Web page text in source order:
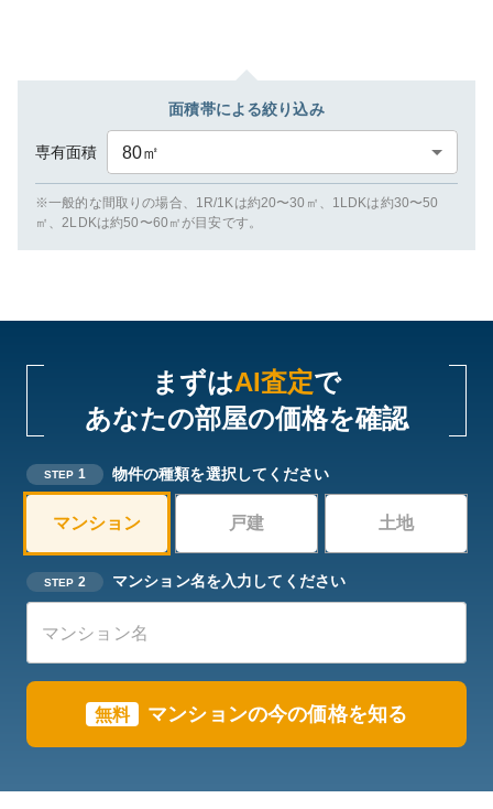
面積帯による絞り込み
専有面積 80㎡
※一般的な間取りの場合、1R/1Kは約20〜30㎡、1LDKは約30〜50
㎡、2LDKは約50〜60㎡が目安です。
まずはAI査定で
あなたの部屋の価格を確認
STEP 1 物件の種類を選択してください
マンション 戸建 土地
STEP 2 マンション名を入力してください
無料 マンションの今の価格を知る